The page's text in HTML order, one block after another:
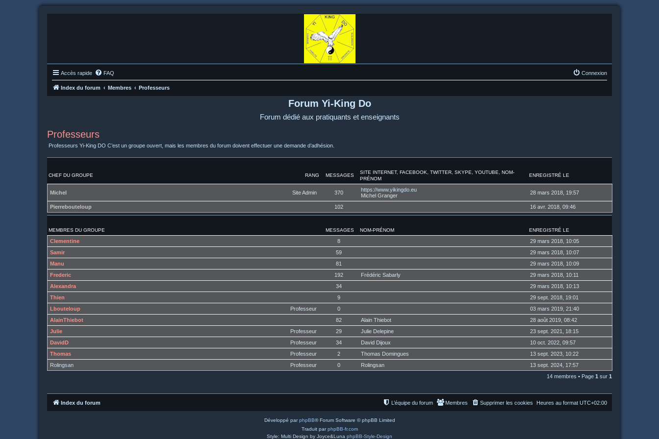
Accès rapide FAQ Connexion
Index du forum Membres Professeurs
Forum Yi-King Do
Forum dédié aux pratiquants et enseignants
Professeurs
Professeurs Yi-King DO C’est un groupe ouvert, mais les membres du forum doivent effectuer une demande d’adhésion.
RANG
CHEF DU GROUPE MESSAGES
SITE INTERNET, FACEBOOK, TWITTER, SKYPE, YOUTUBE, NOM-
PRÉNOM
ENREGISTRÉ LE
Site Admin
Michel 370
https://www.yikingdo.eu
Michel Granger
28 mars 2018, 19:57
Pierrebouteloup 102 16 avr. 2018, 09:46
MEMBRES DU GROUPE MESSAGES NOM-PRÉNOM ENREGISTRÉ LE
Clementine 8
29 mars 2018, 10:05
Samir
59
29 mars 2018, 10:07
Manu
81
29 mars 2018, 10:09
Frederic
192 Frédéric Sabarly
29 mars 2018, 10:11
Alexandra
34
29 mars 2018, 10:13
Thien
9
29 sept. 2018, 19:01
Professeur
Lbouteloup 0
03 mars 2019, 21:40
AlainThiebot
82 Alain Thiebot
28 août 2019, 08:42
Professeur
Julie 29 Julie Delepine
23 sept. 2021, 18:15
Professeur
DavidD 34 David Dijoux
10 oct. 2022, 09:57
Professeur
Thomas 2 Thomas Domingues
13 sept. 2023, 10:22
Professeur
Rolingsan 0 Rolingsan
13 sept. 2024, 17:57
14 membres • Page 1 sur 1
Index du forum Heures au format UTC+02:00
Supprimer les cookies
Membres
L’équipe du forum
Développé parphpBB® Forum Software © phpBB Limited
Traduit parphpBB-fr.com
Style: Multi Design by Joyce&Luna phpBB-Style-Design